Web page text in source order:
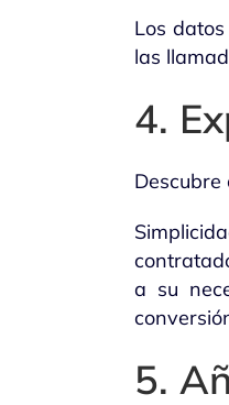
Los
las
4.
a su
5.